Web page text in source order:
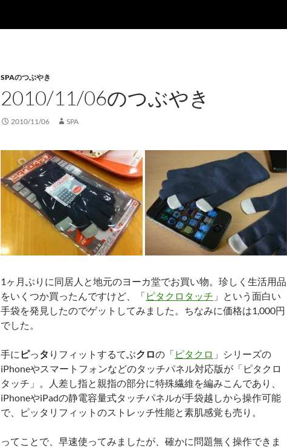
SPAのつぶやき
2010/11/06のつぶやき
2010/11/06 SPA
1ヶ月ぶりに同居人と地元のヨーカ堂でお買い物。珍しく生活用品
をいくつか買ったんですけど、「 ピタクロタッチ 」という面白い
手袋を発見したのでゲットしてみました。ちなみに価格は1,000円
でした。
手に ピっタ りフィットするてぶクロの「 ピタクロ 」シリーズの
iPhoneやスマートフォンなどのタッチパネル対応版が「ピタクロ
タッチ」。人差し指と親指の部分に特殊繊維を編みこんであり、
iPhoneやiPadの静電容量式タッチパネルが手袋越しから操作可能
で、ピッタリフィットのストレッチ性能と素肌感覚も売り。
ってことで、早速使ってみましたが、確かに問題無く操作できま